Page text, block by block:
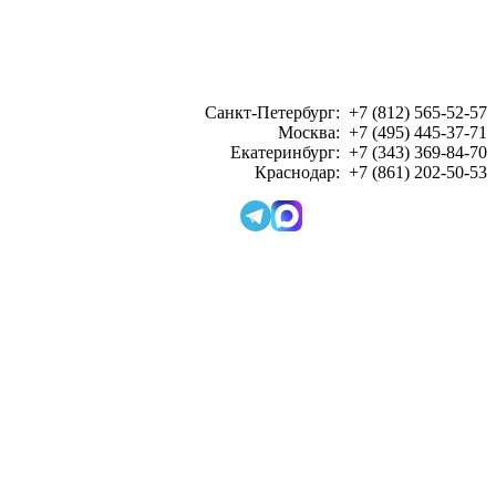
Санкт-Петербург: +7 (812) 565-52-57
Москва: +7 (495) 445-37-71
Екатеринбург: +7 (343) 369-84-70
Краснодар: +7 (861) 202-50-53